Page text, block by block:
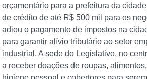
orçamentário para a prefeitura da
de crédito de até R$ 500 mil para os
adiou o pagamento de impostos na
para garantir alívio tributário ao setor
industrial. A sede do Legislativo, no
a receber doações de roupas,